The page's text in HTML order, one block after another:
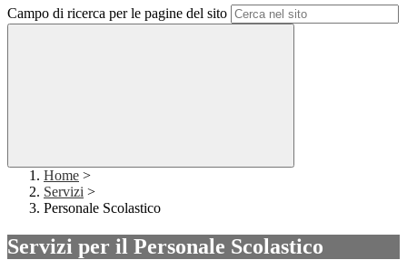
Campo di ricerca per le pagine del sito
Home >
Servizi >
Personale Scolastico
Servizi per il Personale Scolastico